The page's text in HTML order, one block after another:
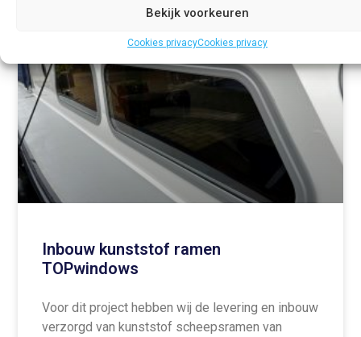
Bekijk voorkeuren
Cookies privacyCookies privacy
Inbouw kunststof ramen
TOPwindows
Voor dit project hebben wij de levering en inbouw
verzorgd van kunststof scheepsramen van